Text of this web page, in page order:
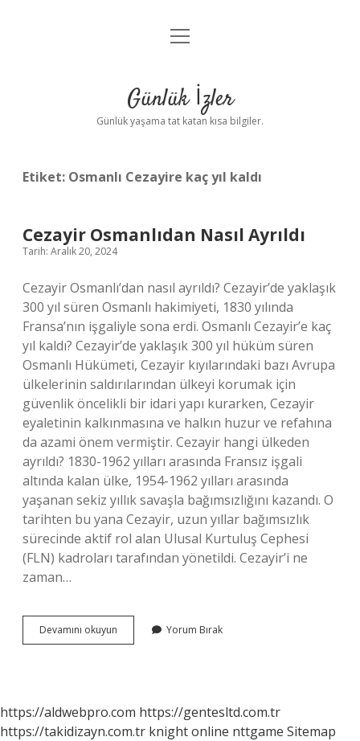
Anasayfa
Yasal Uyarı
menüyü
Günlük İzler
Günlük yaşama tat katan kısa bilgiler.
Etiket: Osmanlı Cezayire kaç yıl kaldı
Cezayir Osmanlıdan Nasıl Ayrıldı
Tarih: Aralık 20, 2024
Cezayir Osmanlı’dan nasıl ayrıldı? Cezayir’de yaklaşık
300 yıl süren Osmanlı hakimiyeti, 1830 yılında
Fransa’nın işgaliyle sona erdi. Osmanlı Cezayir’e kaç
yıl kaldı? Cezayir’de yaklaşık 300 yıl hüküm süren
Osmanlı Hükümeti, Cezayir kıyılarındaki bazı Avrupa
ülkelerinin saldırılarından ülkeyi korumak için
güvenlik öncelikli bir idari yapı kurarken, Cezayir
eyaletinin kalkınmasına ve halkın huzur ve refahına
da azami önem vermiştir. Cezayir hangi ülkeden
ayrıldı? 1830-1962 yılları arasında Fransız işgali
altında kalan ülke, 1954-1962 yılları arasında
yaşanan sekiz yıllık savaşla bağımsızlığını kazandı. O
tarihten bu yana Cezayir, uzun yıllar bağımsızlık
sürecinde aktif rol alan Ulusal Kurtuluş Cephesi
(FLN) kadroları tarafından yönetildi. Cezayir’i ne
zaman…
Devamını okuyun
Osmanlıdan
Yorum Bırak
https://aldwebpro.com https://gentesltd.com.tr
https://takidizayn.com.tr knight online nttgame Sitemap